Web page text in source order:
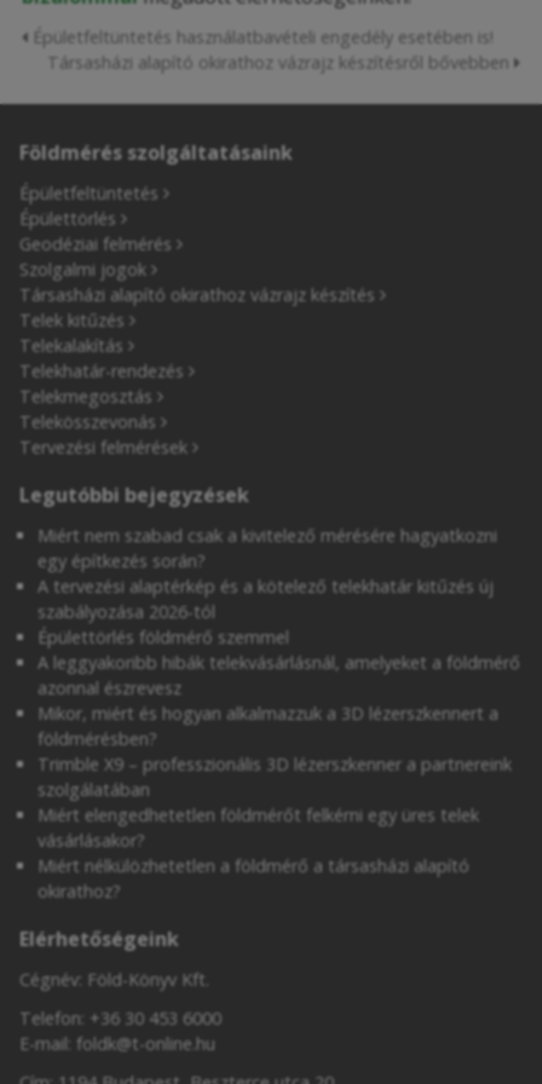
Épületfeltüntetés használatbavételi engedély esetében is!
Társasházi alapító okirathoz vázrajz készítésről bővebben
Földmérés szolgáltatásaink
Épületfeltüntetés
Épülettörlés
Geodéziai felmérés
Szolgalmi jogok
Társasházi alapító okirathoz vázrajz készítés
Telek kitűzés
Telekalakítás
Telekhatár-rendezés
Telekmegosztás
Telekösszevonás
Tervezési felmérések
Legutóbbi bejegyzések
Miért nem szabad csak a kivitelező mérésére hagyatkozni
egy építkezés során?
A tervezési alaptérkép és a kötelező telekhatár kitűzés új
szabályozása 2026-tól
Épülettörlés földmérő szemmel
A leggyakoribb hibák telekvásárlásnál, amelyeket a földmérő
azonnal észrevesz
Mikor, miért és hogyan alkalmazzuk a 3D lézerszkennert a
földmérésben?
Trimble X9 – professzionális 3D lézerszkenner a partnereink
szolgálatában
Miért elengedhetetlen földmérőt felkérni egy üres telek
vásárlásakor?
Miért nélkülözhetetlen a földmérő a társasházi alapító
okirathoz?
Elérhetőségeink
Cégnév: Föld-Könyv Kft.
Telefon: +36 30 453 6000
E-mail: foldk@t-online.hu